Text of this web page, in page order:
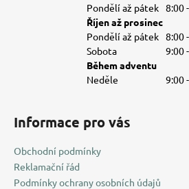
Pondělí až pátek 8:00
Říjen až prosinec
Pondělí až pátek 8:00
Sobota
9:00
Během adventu
Neděle
9:00
Informace pro vás
Obchodní podmínky
Reklamační řád
Podmínky ochrany osobních údajů